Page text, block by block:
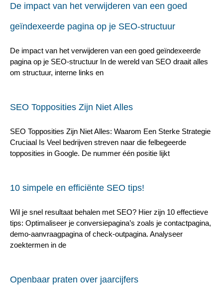
De impact van het verwijderen van een goed
geïndexeerde pagina op je SEO-structuur
De impact van het verwijderen van een goed geïndexeerde
pagina op je SEO-structuur In de wereld van SEO draait alles
om structuur, interne links en
SEO Topposities Zijn Niet Alles
SEO Topposities Zijn Niet Alles: Waarom Een Sterke Strategie
Cruciaal Is Veel bedrijven streven naar die felbegeerde
topposities in Google. De nummer één positie lijkt
10 simpele en efficiënte SEO tips!
Wil je snel resultaat behalen met SEO? Hier zijn 10 effectieve
tips: Optimaliseer je conversiepagina’s zoals je contactpagina,
demo-aanvraagpagina of check-outpagina. Analyseer
zoektermen in de
Openbaar praten over jaarcijfers